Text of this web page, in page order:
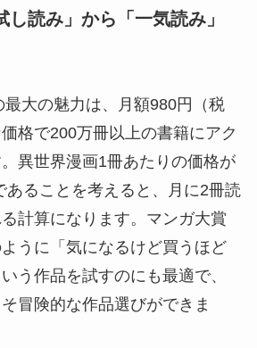
し読み」から「一気読み」
大の魅力は、月額980円（税
格で200万冊以上の書籍にアク
異世界漫画1冊あたりの価格が
あることを考えると、月に2冊読
計算になります。マンガ大賞
うに「気になるけど買うほど
う作品を試すのにも最適で、
冒険的な作品選びができま